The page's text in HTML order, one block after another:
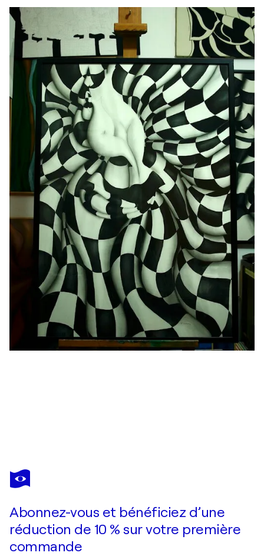
MASSIMO CASTRONUOVO
Lamp
Abonnez-vous et bénéficiez d’une
réduction de 10 % sur votre première
commande